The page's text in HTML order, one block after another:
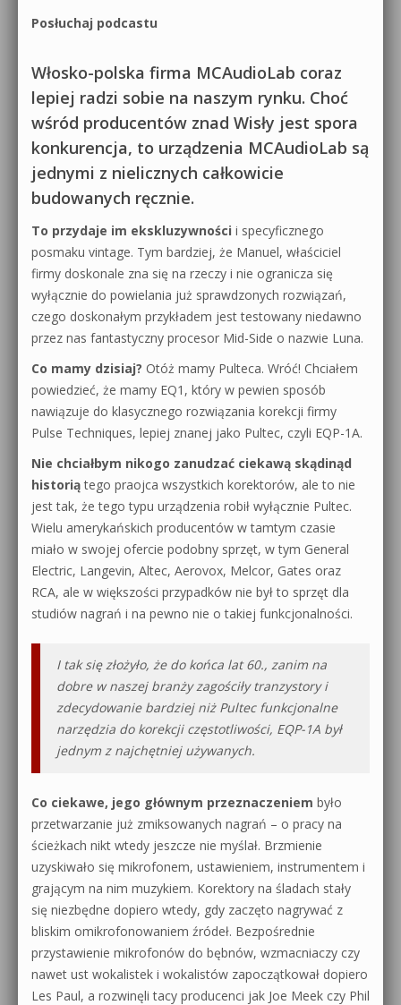
Posłuchaj podcastu
Włosko-polska firma MCAudioLab coraz
lepiej radzi sobie na naszym rynku. Choć
wśród producentów znad Wisły jest spora
konkurencja, to urządzenia MCAudioLab są
jednymi z nielicznych całkowicie
budowanych ręcznie.
To przydaje im ekskluzywności i specyficznego
posmaku vintage. Tym bardziej, że Manuel, właściciel
firmy doskonale zna się na rzeczy i nie ogranicza się
wyłącznie do powielania już sprawdzonych rozwiązań,
czego doskonałym przykładem jest testowany niedawno
przez nas fantastyczny procesor Mid-Side o nazwie Luna.
Co mamy dzisiaj? Otóż mamy Pulteca. Wróć! Chciałem
powiedzieć, że mamy EQ1, który w pewien sposób
nawiązuje do klasycznego rozwiązania korekcji firmy
Pulse Techniques, lepiej znanej jako Pultec, czyli EQP-1A.
Nie chciałbym nikogo zanudzać ciekawą skądinąd
historiątego praojca wszystkich korektorów, ale to nie
jest tak, że tego typu urządzenia robił wyłącznie Pultec.
Wielu amerykańskich producentów w tamtym czasie
miało w swojej ofercie podobny sprzęt, w tym General
Electric, Langevin, Altec, Aerovox, Melcor, Gates oraz
RCA, ale w większości przypadków nie był to sprzęt dla
studiów nagrań i na pewno nie o takiej funkcjonalności.
I tak się złożyło, że do końca lat 60., zanim na
dobre w naszej branży zagościły tranzystory i
zdecydowanie bardziej niż Pultec funkcjonalne
narzędzia do korekcji częstotliwości, EQP-1A był
jednym z najchętniej używanych.
Co ciekawe, jego głównym przeznaczeniem było
przetwarzanie już zmiksowanych nagrań – o pracy na
ścieżkach nikt wtedy jeszcze nie myślał. Brzmienie
uzyskiwało się mikrofonem, ustawieniem, instrumentem i
grającym na nim muzykiem. Korektory na śladach stały
się niezbędne dopiero wtedy, gdy zaczęto nagrywać z
bliskim omikrofonowaniem źródeł. Bezpośrednie
przystawienie mikrofonów do bębnów, wzmacniaczy czy
nawet ust wokalistek i wokalistów zapoczątkował dopiero
Les Paul, a rozwinęli tacy producenci jak Joe Meek czy Phil